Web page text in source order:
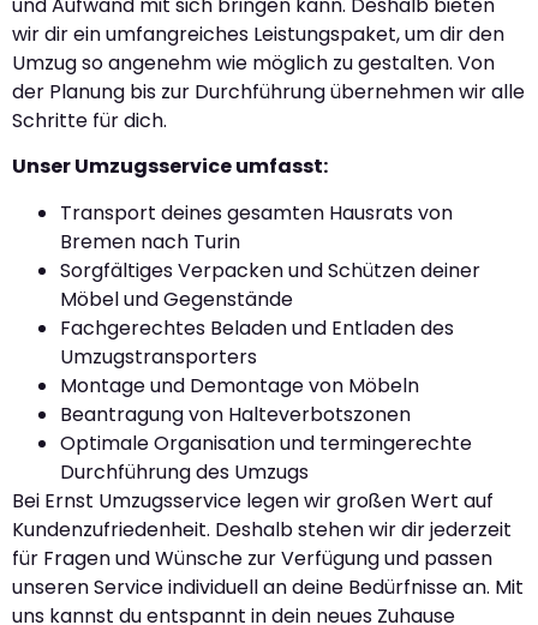
wir dir ein umfangreiches Leistungspaket, um dir den
Umzug so angenehm wie möglich zu gestalten. Von
der Planung bis zur Durchführung übernehmen wir alle
Schritte für dich.
Unser Umzugsservice umfasst:
Transport deines gesamten Hausrats von
Bremen nach Turin
Sorgfältiges Verpacken und Schützen deiner
Möbel und Gegenstände
Fachgerechtes Beladen und Entladen des
Umzugstransporters
Montage und Demontage von Möbeln
Beantragung von Halteverbotszonen
Optimale Organisation und termingerechte
Durchführung des Umzugs
Bei Ernst Umzugsservice legen wir großen Wert auf
Kundenzufriedenheit. Deshalb stehen wir dir jederzeit
für Fragen und Wünsche zur Verfügung und passen
unseren Service individuell an deine Bedürfnisse an. Mit
uns kannst du entspannt in dein neues Zuhause